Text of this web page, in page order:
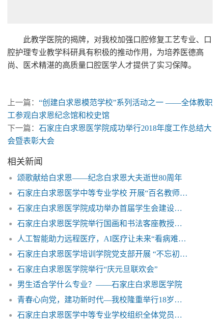
此教学医院的揭牌，对我校加强口腔修复工艺专业、口
腔护理专业教学科研具有积极的推动作用，为培养医德高
尚、医术精湛的高质量口腔医学人才提供了实习保障。
上一篇： “创建白求恩模范学校”系列活动之一 ——全体教职
工参观白求恩纪念馆和校史馆
下一篇： 石家庄白求恩医学院成功举行2018年度工作总结大
会暨表彰大会
相关新闻
颂歌献给白求恩——纪念白求恩大夫逝世80周年
石家庄白求恩医学中等专业学校 开展“百名教师进万家”教育工作
石家庄白求恩医学院成功举办首届学生会建设培训班
石家庄白求恩医学院举行国画和书法客座教授聘任仪式
人工智能助力远程医疗，AI医疗让未来“看病难”有望缓解
石家庄白求恩医学培训学院党支部开展 “不忘初心 牢记使命”主题教育活动
石家庄白求恩医学院举行“庆元旦联欢会”
男生适合学什么专业？——石家庄白求恩医学院
青春心向党，建功新时代—我校隆重举行18岁成人礼活动
石家庄白求恩医学中等专业学校组织全体党员和教职工为国家疫情防控工作捐款